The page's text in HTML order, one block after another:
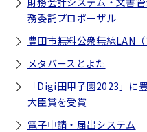
務委託プロポーザル
豊田市無料公衆無線LAN（
メタバースとよた
「Digi田甲子園2023」に
大臣賞を受賞
電子申請・届出システム